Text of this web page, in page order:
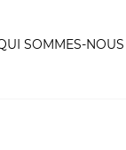
SOMMES-NOUS